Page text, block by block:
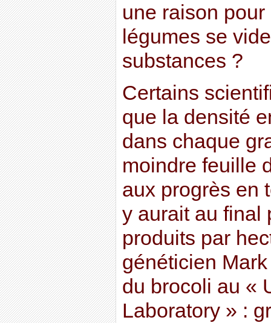
une raison
légumes se
substances ?
Certains
que la densité
dans chaque
moindre feuille
aux progrès en
y aurait au final
produits par
généticien
du brocoli au «
Laboratory » :